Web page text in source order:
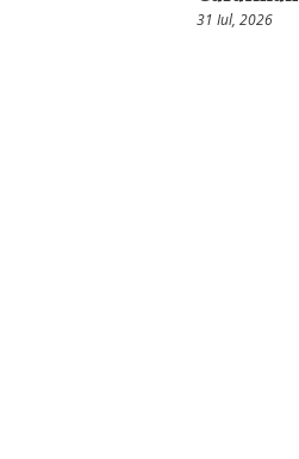
31 Iul, 2026